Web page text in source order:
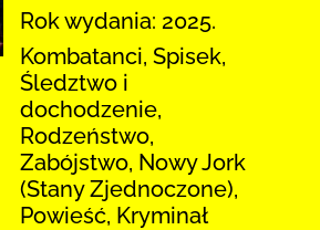
Rok wydania: 2025.
Kombatanci, Spisek,
Śledztwo i
dochodzenie,
Rodzeństwo,
Zabójstwo, Nowy Jork
(Stany Zjednoczone),
Powieść, Kryminał